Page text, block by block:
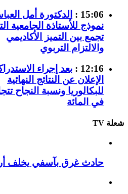
15:06 :
الدكتورة أمل
نموذج للأستاذة الجامعية
تجمع بين التميز الأكاديمي
والالتزام التربوي
12:16 :
بعد إجراء
الإعلان عن النتائج النهائية
في المائة
شعلة TV
حادث غرق بآسفي يخلف